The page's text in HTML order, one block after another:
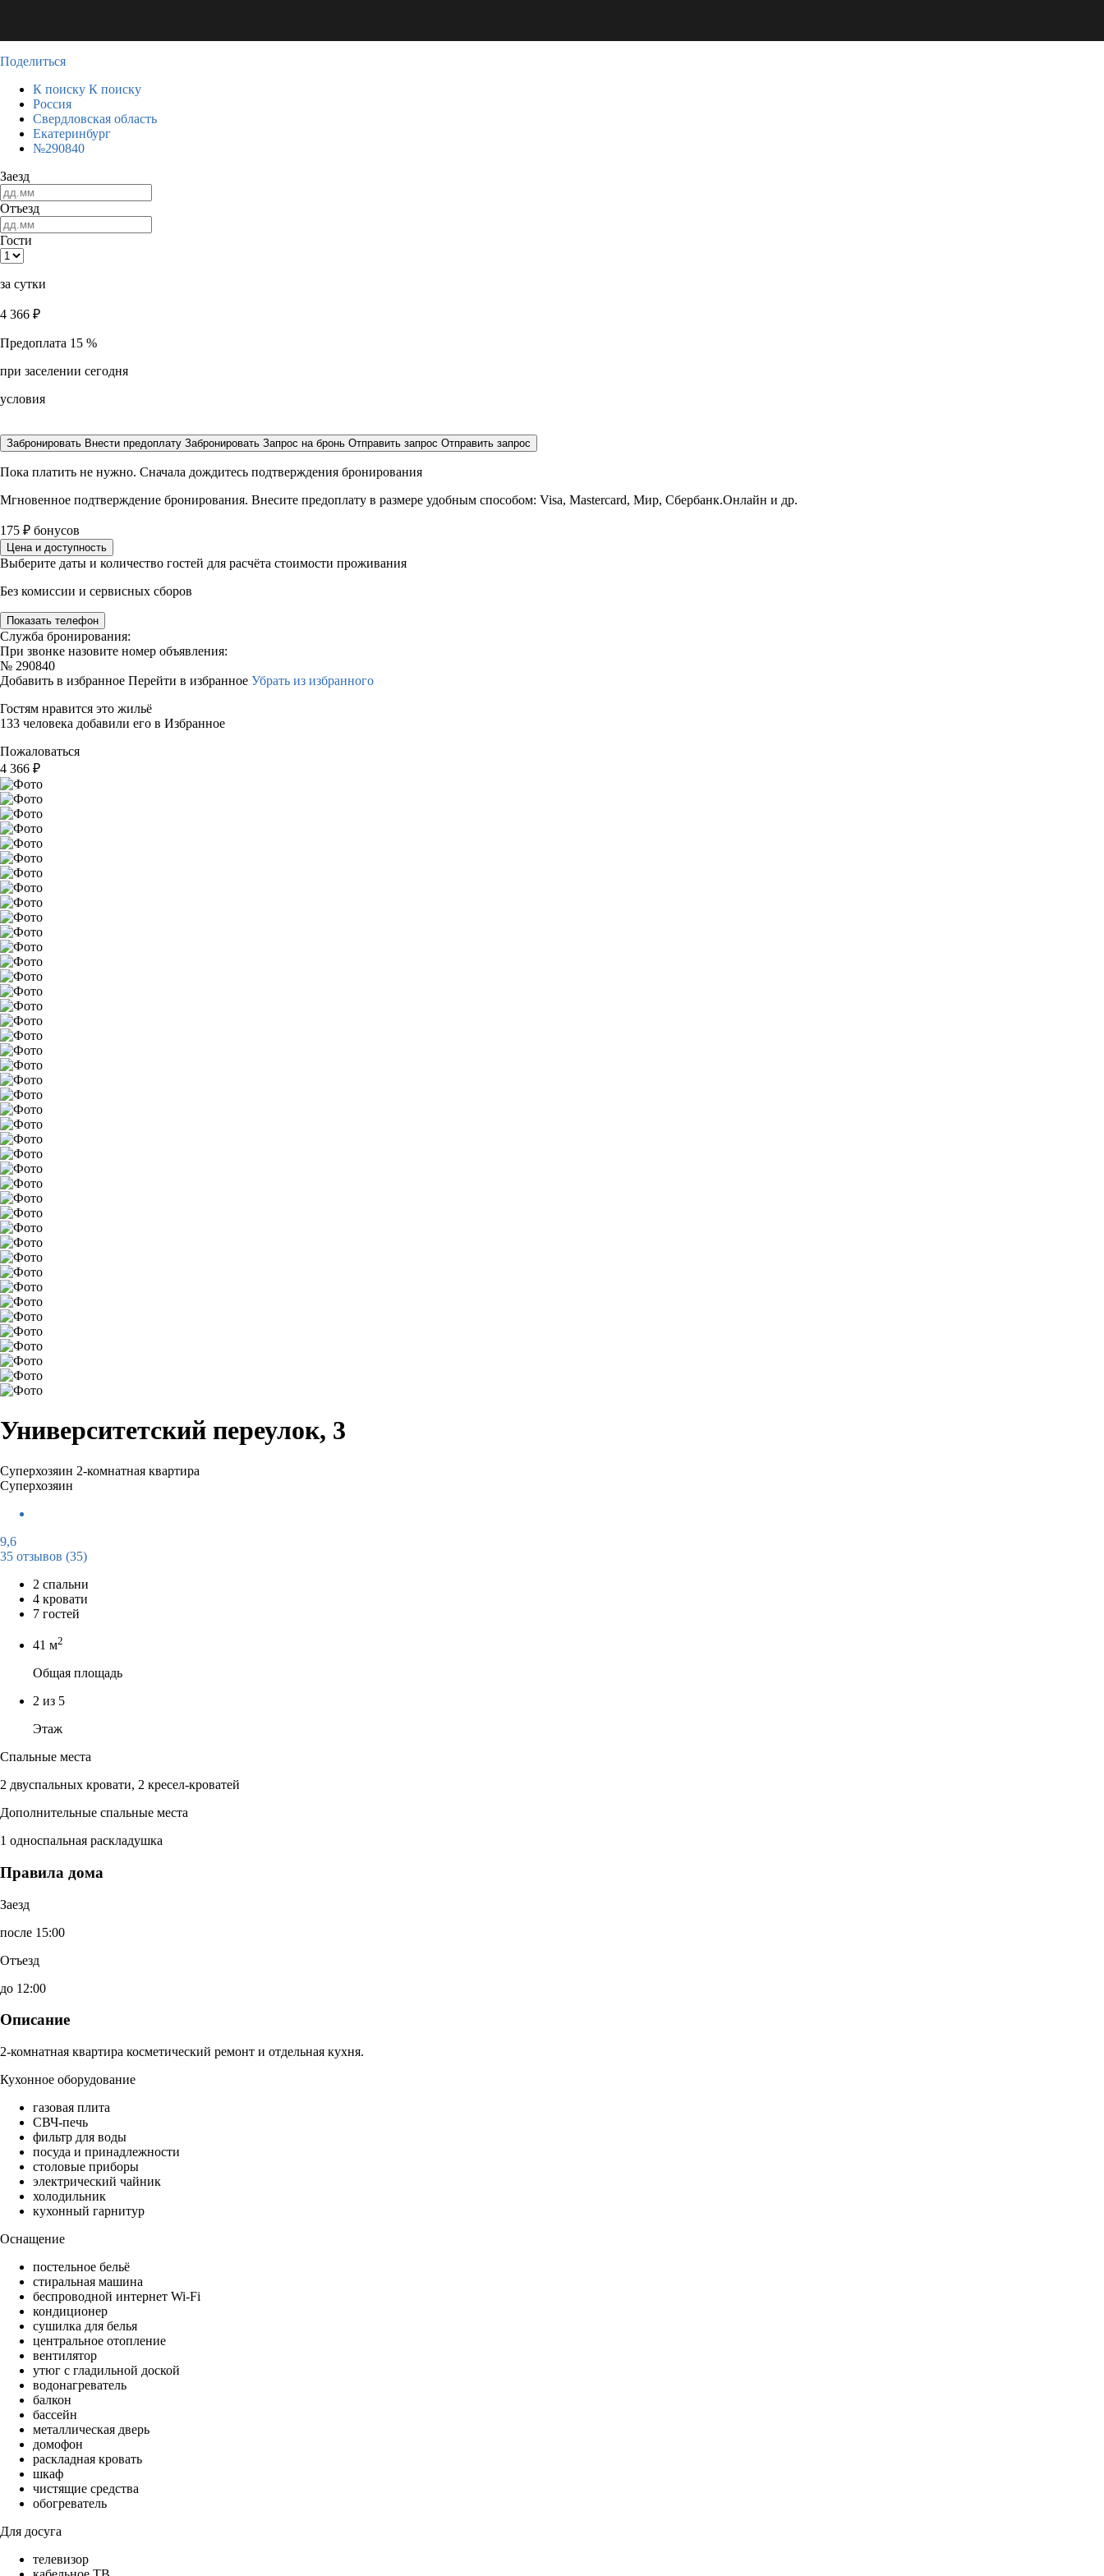
Поделиться
К поиску К поиску
Россия
Свердловская область
Екатеринбург
№290840
Заезд
Отъезд
Гости
за сутки
4 366 ₽
Предоплата 15 %
при заселении сегодня
условия
Забронировать Внести предоплату Забронировать Запрос на бронь Отправить запрос Отправить запрос
Пока платить не нужно. Сначала дождитесь подтверждения бронирования
Мгновенное подтверждение бронирования. Внесите предоплату в размере удобным способом: Visa, Mastercard, Мир, Сбербанк.Онлайн и др.
175 ₽ бонусов
Цена и доступность
Выберите даты и количество гостей для расчёта стоимости проживания
Без комиссии и сервисных сборов
Показать телефон
Служба бронирования:
При звонке назовите номер объявления:
№ 290840
Добавить в избранное Перейти в избранное Убрать из избранного
Гостям нравится это жильё
133 человека добавили его в Избранное
Пожаловаться
4 366 ₽
Университетский переулок, 3
Суперхозяин 2-комнатная квартира
Суперхозяин
9,6
35 отзывов (35)
2 спальни
4 кровати
7 гостей
41 м2
Общая площадь
2 из 5
Этаж
Спальные места
2 двуспальных кровати, 2 кресел-кроватей
Дополнительные спальные места
1 односпальная раскладушка
Правила дома
Заезд
после 15:00
Отъезд
до 12:00
Описание
2-комнатная квартира косметический ремонт и отдельная кухня.
Кухонное оборудование
газовая плита
СВЧ-печь
фильтр для воды
посуда и принадлежности
столовые приборы
электрический чайник
холодильник
кухонный гарнитур
Оснащение
постельное бельё
стиральная машина
беспроводной интернет Wi-Fi
кондиционер
сушилка для белья
центральное отопление
вентилятор
утюг с гладильной доской
водонагреватель
балкон
бассейн
металлическая дверь
домофон
раскладная кровать
шкаф
чистящие средства
обогреватель
Для досуга
телевизор